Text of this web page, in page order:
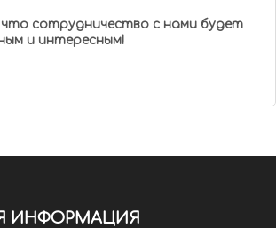
что сотрудничество с нами будет
и интересным!
ИНФОРМАЦИЯ